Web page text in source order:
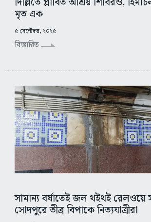
মৃত এক
৫ সেপ্টেম্বর, ২০২৫
বিস্তারিত
সামান্য বর্ষাতেই জল থইথই রেলওয়ে
সোদপুরে তীব্র বিপাকে নিত্যযাত্রীরা